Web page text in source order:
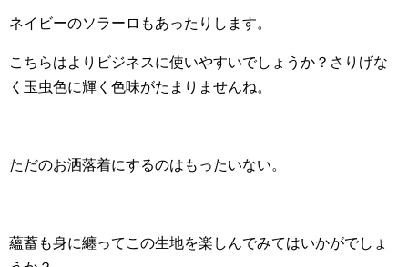
ネイビーのソラーロもあったりします。
こちらはよりビジネスに使いやすいでしょうか？さりげな
く玉虫色に輝く色味がたまりませんね。
ただのお洒落着にするのはもったいない。
蘊蓄も身に纏ってこの生地を楽しんでみてはいかがでしょ